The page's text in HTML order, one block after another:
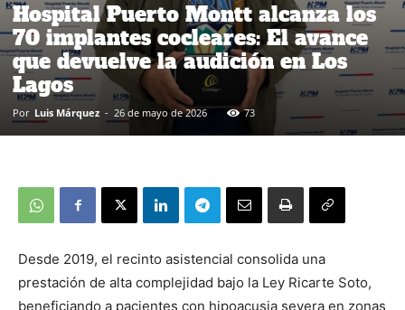
Hospital Puerto Montt alcanza los
70 implantes cocleares: El avance
que devuelve la audición en Los
Lagos
Por Luis Márquez - 26 de mayo de 2026 73
Desde 2019, el recinto asistencial consolida una
prestación de alta complejidad bajo la Ley Ricarte Soto,
beneficiando a pacientes con hipoacusia severa en zonas